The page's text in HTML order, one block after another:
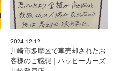
2024.12.12
川崎市多摩区で車売却されたお
客様のご感想｜ハッピーカーズ